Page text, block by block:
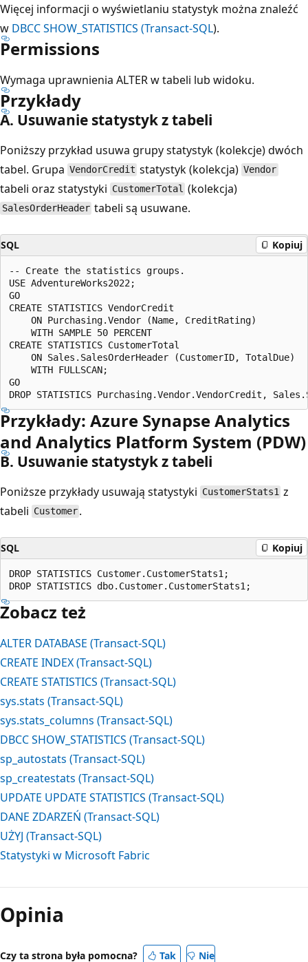
Więcej informacji o wyświetlaniu statystyk można znaleźć
w DBCC SHOW_STATISTICS (Transact-SQL).
Permissions
Wymaga uprawnienia ALTER w tabeli lub widoku.
Przykłady
A. Usuwanie statystyk z tabeli
Poniższy przykład usuwa grupy statystyk (kolekcje) dwóch
tabel. Grupa VendorCredit statystyk (kolekcja) Vendor
tabeli oraz statystyki CustomerTotal (kolekcja)
SalesOrderHeader tabeli są usuwane.
SQL Kopiuj
-- Create the statistics groups.
USE AdventureWorks2022;
GO
CREATE STATISTICS VendorCredit
    ON Purchasing.Vendor (Name, CreditRating)
    WITH SAMPLE 50 PERCENT
CREATE STATISTICS CustomerTotal
    ON Sales.SalesOrderHeader (CustomerID, TotalDue)
    WITH FULLSCAN;
GO
Przykłady: Azure Synapse Analytics
and Analytics Platform System (PDW)
B. Usuwanie statystyk z tabeli
Poniższe przykłady usuwają statystyki CustomerStats1 z
tabeli Customer .
SQL Kopiuj
DROP STATISTICS Customer.CustomerStats1;
Zobacz też
ALTER DATABASE (Transact-SQL)
CREATE INDEX (Transact-SQL)
CREATE STATISTICS (Transact-SQL)
sys.stats (Transact-SQL)
sys.stats_columns (Transact-SQL)
DBCC SHOW_STATISTICS (Transact-SQL)
sp_autostats (Transact-SQL)
sp_createstats (Transact-SQL)
UPDATE UPDATE STATISTICS (Transact-SQL)
DANE ZDARZEŃ (Transact-SQL)
UŻYJ (Transact-SQL)
Statystyki w Microsoft Fabric
odczytu
wyłączony
Opinia
Czy ta strona była pomocna? Tak Nie